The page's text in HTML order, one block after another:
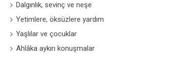
Dalgınlık, sevinç ve neşe
Yetimlere, öksüzlere yardım
Yaşlılar ve çocuklar
Ahlâka aykırı konuşmalar